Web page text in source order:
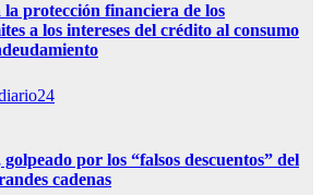
protección financiera de los
a los intereses del crédito al consumo
por los “falsos descuentos” del
cadenas